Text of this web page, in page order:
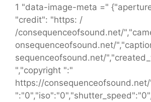
1 "data-image-meta ="
"credit": "https: /
/consequenceofsound.net/
onsequenceofsound.net/
sequenceofsound.net/
","copyright ":"
https://